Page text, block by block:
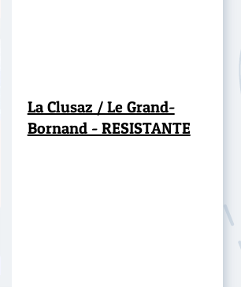
La Clusaz / Le Grand-
Bornand - RESISTANTE